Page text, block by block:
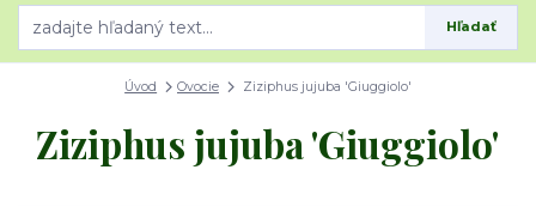
Hľadať
Úvod Ovocie Ziziphus jujuba 'Giuggiolo'
Ziziphus jujuba 'Giuggiolo'